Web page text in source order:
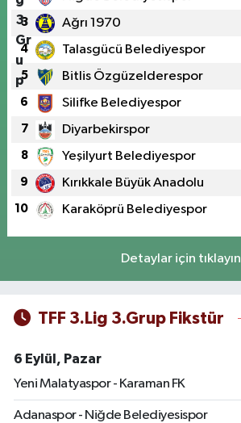
3 Ağrı 1970
4 Talasgücü Belediyespor
5 Bitlis Özgüzelderespor
6 Silifke Belediyespor
7 Diyarbekirspor
8 Yeşilyurt Belediyespor
9 Kırıkkale Büyük Anadolu
10 Karaköprü Belediyespor
Detaylar için tıklayın
TFF 3.Lig 3.Grup Fikstür
6 Eylül, Pazar
Yeni Malatyaspor - Karaman FK
Adanaspor - Niğde Belediyesispor